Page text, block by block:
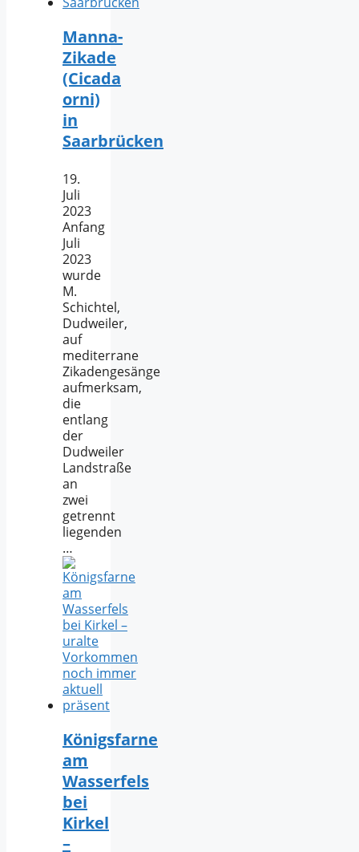
Manna-
Zikade
(Cicada
orni)
in
Saarbrücken
19.
Juli
2023
Anfang
Juli
2023
wurde
M.
Schichtel,
Dudweiler,
auf
mediterrane
Zikadengesänge
aufmerksam,
die
entlang
der
Dudweiler
Landstraße
an
zwei
getrennt
liegenden
…
Königsfarne
am
Wasserfels
bei
Kirkel
–